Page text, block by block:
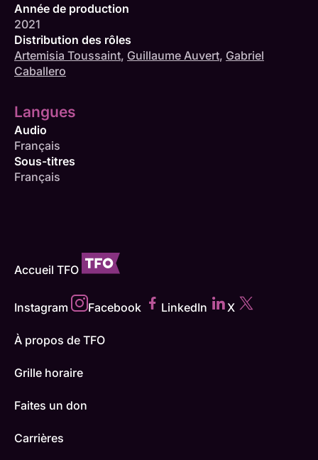
Année de production
2021
Distribution des rôles
Artemisia Toussaint, Guillaume Auvert, Gabriel
Caballero
Langues
Audio
Français
Sous-titres
Français
Accueil TFO
Instagram Facebook LinkedIn X
À propos de TFO
Grille horaire
Faites un don
Carrières